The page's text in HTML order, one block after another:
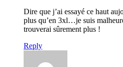
Dire que j’ai essayé ce haut
plus qu’en 3xl…je suis
trouverai sûrement plus !
Reply